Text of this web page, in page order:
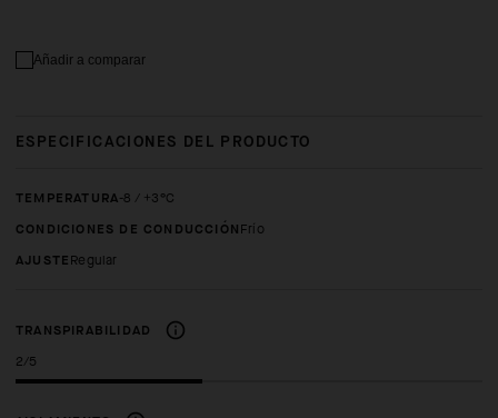
Añadir a comparar
ESPECIFICACIONES DEL PRODUCTO
TEMPERATURA -8 / +3°C
CONDICIONES DE CONDUCCIÓN
Frío
AJUSTE
regular
TRANSPIRABILIDAD
2/5